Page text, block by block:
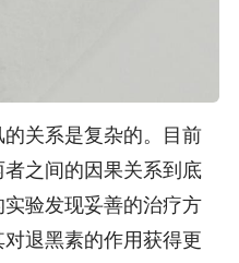
关系是复杂的。目前
之间的因果关系到底
验发现妥善的治疗方
退黑素的作用获得更